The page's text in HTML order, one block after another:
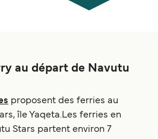
au départ de Navutu
proposent des ferries au
île Yaqeta.Les ferries en
Stars partent environ 7